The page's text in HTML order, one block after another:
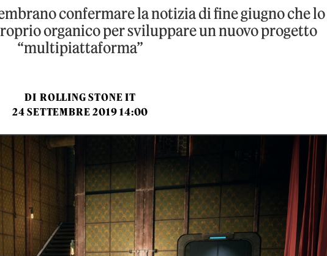
confermare la notizia di fine giugno che lo
organico per sviluppare un nuovo progetto
“multipiattaforma”
DI ROLLING STONE IT
24 SETTEMBRE 2019 14:00